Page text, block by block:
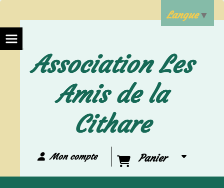
Association Les
Amis de la
Cithare
Mon compte Panier
Langue▼